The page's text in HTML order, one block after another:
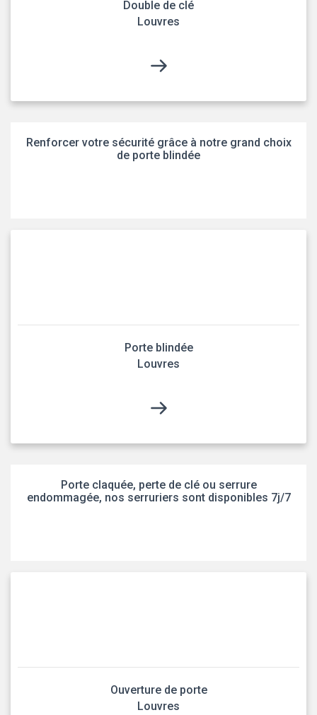
Double de clé
Louvres
Renforcer votre sécurité grâce à notre grand choix
de porte blindée
Porte blindée
Louvres
Porte claquée, perte de clé ou serrure
endommagée, nos serruriers sont disponibles 7j/7
Ouverture de porte
Louvres